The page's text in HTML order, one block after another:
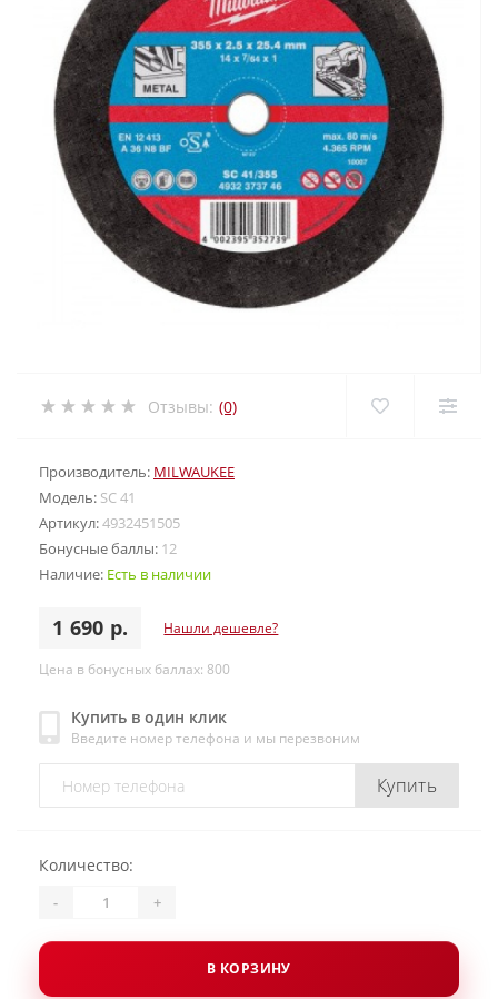
Отзывы: (0)
Производитель: MILWAUKEE
Модель: SC 41
Артикул:4932451505
Бонусные баллы: 12
Наличие: Есть в наличии
1 690 р. Нашли дешевле?
Цена в бонусных баллах: 800
Купить в один клик
Введите номер телефона и мы перезвоним
Купить
Количество:
- +
В КОРЗИНУ